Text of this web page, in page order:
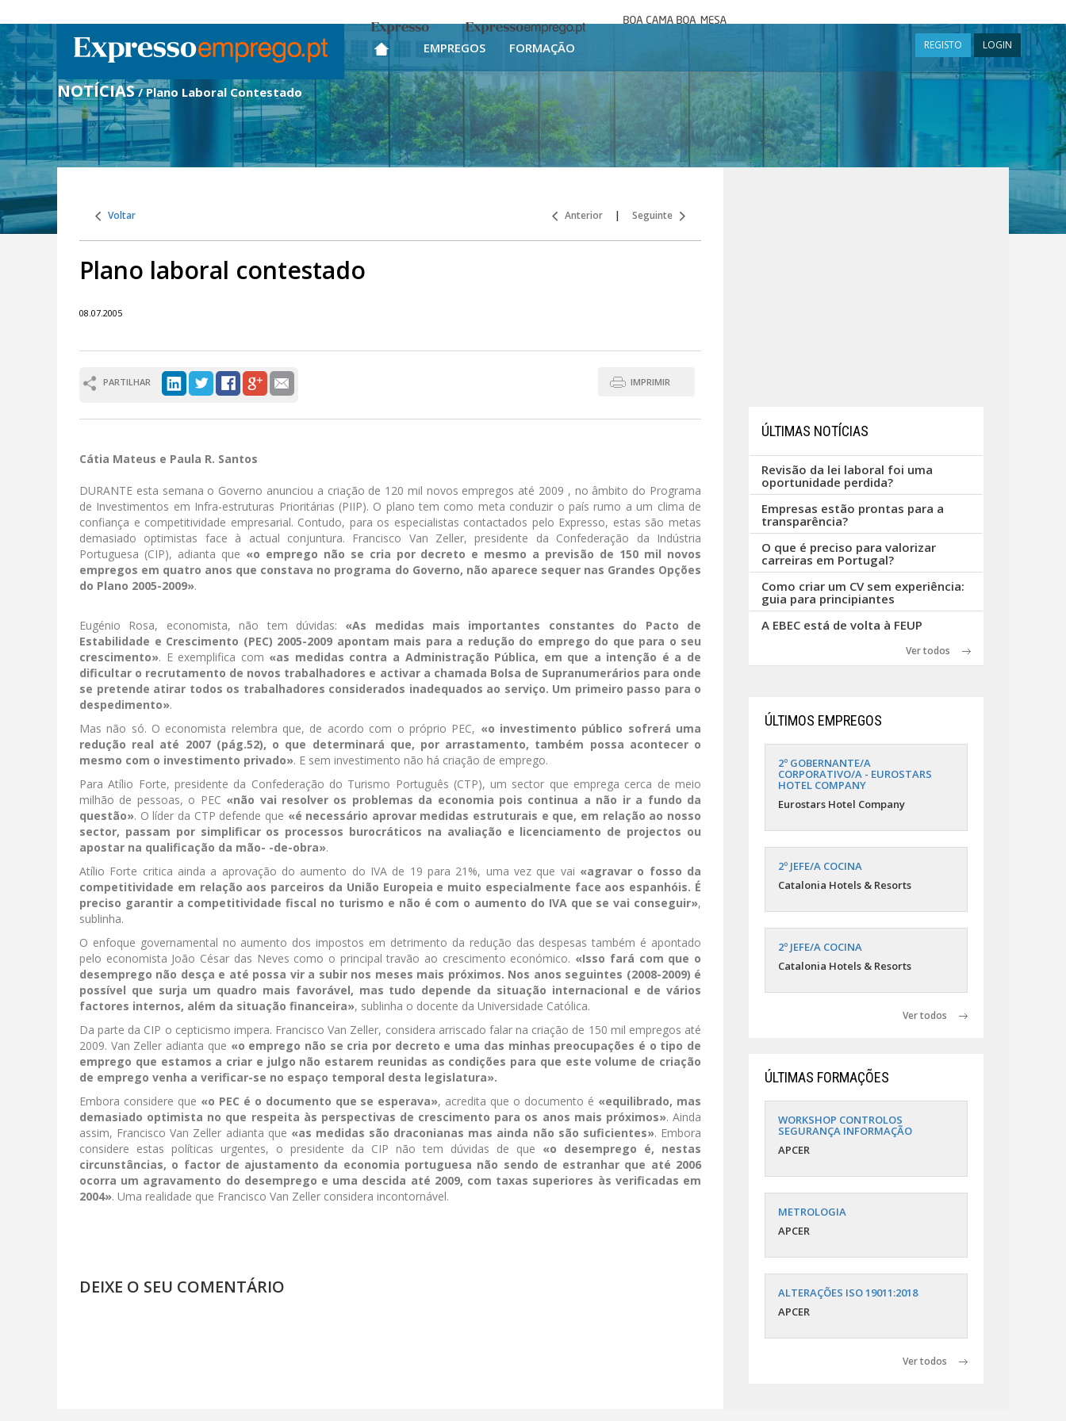
Expresso Expresso Emprego
mesa
EMPREGOS FORMAÇÃO REGISTO LOGIN
NOTÍCIAS / Plano Laboral Contestado
Voltar Anterior | Seguinte
Plano laboral contestado
08.07.2005
PARTILHAR IMPRIMIR
Cátia Mateus e Paula R. Santos
DURANTE esta semana o Governo anunciou a criação de 120 mil novos empregos até 2009 , no âmbito do Programa
de Investimentos em Infra-estruturas Prioritárias (PIIP). O plano tem como meta conduzir o país rumo a um clima de
confiança e competitividade empresarial. Contudo, para os especialistas contactados pelo Expresso, estas são metas
demasiado optimistas face à actual conjuntura. Francisco Van Zeller, presidente da Confederação da Indústria
Portuguesa (CIP), adianta que «o emprego não se cria por decreto e mesmo a previsão de 150 mil novos
empregos em quatro anos que constava no programa do Governo, não aparece sequer nas Grandes Opções
do Plano 2005-2009».
Eugénio Rosa, economista, não tem dúvidas: «As medidas mais importantes constantes do Pacto de
Estabilidade e Crescimento (PEC) 2005-2009 apontam mais para a redução do emprego do que para o seu
crescimento». E exemplifica com «as medidas contra a Administração Pública, em que a intenção é a de
dificultar o recrutamento de novos trabalhadores e activar a chamada Bolsa de Supranumerários para onde
se pretende atirar todos os trabalhadores considerados inadequados ao serviço. Um primeiro passo para o
despedimento».
Mas não só. O economista relembra que, de acordo com o próprio PEC, «o investimento público sofrerá uma
redução real até 2007 (pág.52), o que determinará que, por arrastamento, também possa acontecer o
mesmo com o investimento privado». E sem investimento não há criação de emprego.
Para Atílio Forte, presidente da Confederação do Turismo Português (CTP), um sector que emprega cerca de meio
milhão de pessoas, o PEC «não vai resolver os problemas da economia pois continua a não ir a fundo da
questão». O líder da CTP defende que «é necessário aprovar medidas estruturais e que, em relação ao nosso
sector, passam por simplificar os processos burocráticos na avaliação e licenciamento de projectos ou
apostar na qualificação da mão- -de-obra».
Atílio Forte critica ainda a aprovação do aumento do IVA de 19 para 21%, uma vez que vai «agravar o fosso da
competitividade em relação aos parceiros da União Europeia e muito especialmente face aos espanhóis. É
preciso garantir a competitividade fiscal no turismo e não é com o aumento do IVA que se vai conseguir»,
sublinha.
O enfoque governamental no aumento dos impostos em detrimento da redução das despesas também é apontado
pelo economista João César das Neves como o principal travão ao crescimento económico. «Isso fará com que o
desemprego não desça e até possa vir a subir nos meses mais próximos. Nos anos seguintes (2008-2009) é
possível que surja um quadro mais favorável, mas tudo depende da situação internacional e de vários
factores internos, além da situação financeira», sublinha o docente da Universidade Católica.
Da parte da CIP o cepticismo impera. Francisco Van Zeller, considera arriscado falar na criação de 150 mil empregos até
2009. Van Zeller adianta que «o emprego não se cria por decreto e uma das minhas preocupações é o tipo de
emprego que estamos a criar e julgo não estarem reunidas as condições para que este volume de criação
de emprego venha a verificar-se no espaço temporal desta legislatura».
Embora considere que «o PEC é o documento que se esperava», acredita que o documento é «equilibrado, mas
demasiado optimista no que respeita às perspectivas de crescimento para os anos mais próximos». Ainda
assim, Francisco Van Zeller adianta que «as medidas são draconianas mas ainda não são suficientes». Embora
considere estas políticas urgentes, o presidente da CIP não tem dúvidas de que «o desemprego é, nestas
circunstâncias, o factor de ajustamento da economia portuguesa não sendo de estranhar que até 2006
ocorra um agravamento do desemprego e uma descida até 2009, com taxas superiores às verificadas em
2004». Uma realidade que Francisco Van Zeller considera incontornável.
DEIXE O SEU COMENTÁRIO
ÚLTIMAS NOTÍCIAS
Revisão da lei laboral foi uma
oportunidade perdida?
Empresas estão prontas para a
transparência?
O que é preciso para valorizar
carreiras em Portugal?
Como criar um CV sem experiência:
guia para principiantes
A EBEC está de volta à FEUP
Ver todos
ÚLTIMOS EMPREGOS
2º GOBERNANTE/A
CORPORATIVO/A - EUROSTARS
HOTEL COMPANY
Eurostars Hotel Company
2º JEFE/A COCINA
Catalonia Hotels & Resorts
2º JEFE/A COCINA
Catalonia Hotels & Resorts
Ver todos
ÚLTIMAS FORMAÇÕES
WORKSHOP CONTROLOS
SEGURANÇA INFORMAÇÃO
APCER
METROLOGIA
APCER
ALTERAÇÕES ISO 19011:2018
APCER
Ver todos